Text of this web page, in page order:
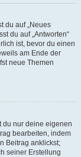
du auf „Neues
du auf „Antworten“
ist, bevor du einen
am Ende der
neue Themen
du nur deine eigenen
bearbeiten, indem
Beitrag anklickst;
seiner Erstellung